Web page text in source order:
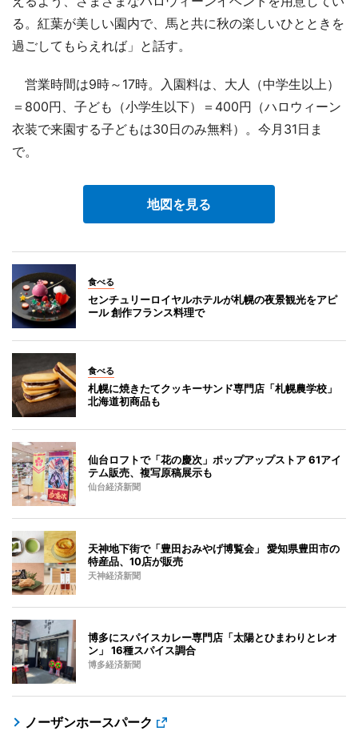
る。紅葉が美しい園内で、馬と共に秋の楽しいひとときを
過ごしてもらえれば」と話す。
営業時間は9時～17時。入園料は、大人（中学生以上）
＝800円、子ども（小学生以下）＝400円（ハロウィーン
衣装で来園する子どもは30日のみ無料）。今月31日ま
で。
地図を見る
食べる
センチュリーロイヤルホテルが札幌の夜景観光をアピ
ール 創作フランス料理で
食べる
札幌に焼きたてクッキーサンド専門店「札幌農学校」
北海道初商品も
仙台ロフトで「花の慶次」ポップアップストア 61アイ
テム販売、複写原稿展示も
仙台経済新聞
天神地下街で「豊田おみやげ博覧会」 愛知県豊田市の
特産品、10店が販売
天神経済新聞
博多にスパイスカレー専門店「太陽とひまわりとレオ
ン」 16種スパイス調合
博多経済新聞
ノーザンホースパーク